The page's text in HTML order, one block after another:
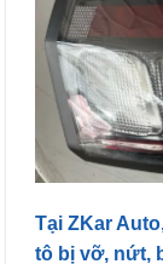
Tại ZKar
tô bị vỡ, nứt,